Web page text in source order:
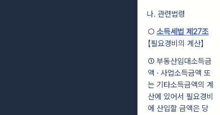
나. 관련법령
○ 소득세법 제27조
【필요경비의 계산】
① 부동산임대소득금
액 · 사업소득금액 또
는 기타소득금액의 계
산에 있어서 필요경비
에 산입할 금액은 당